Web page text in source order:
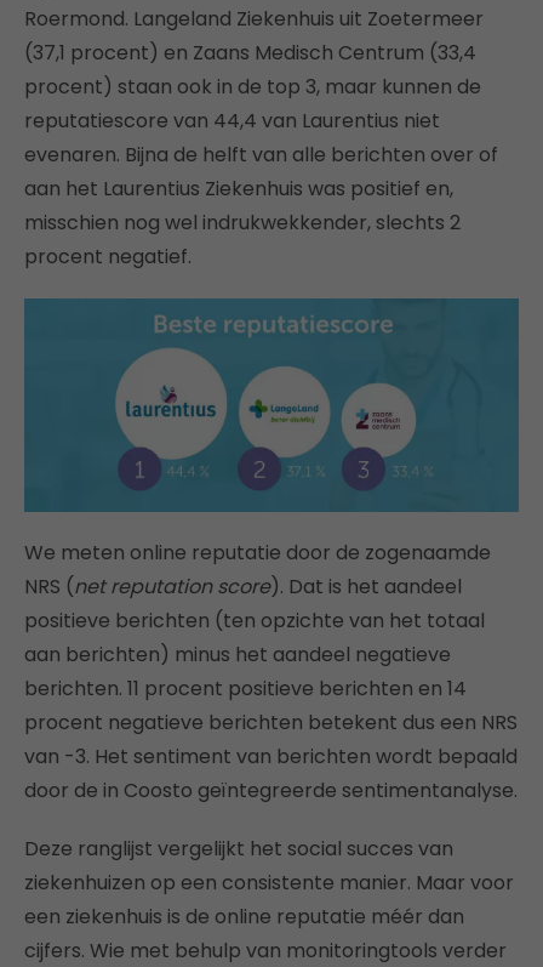
Roermond. Langeland Ziekenhuis uit Zoetermeer
(37,1 procent) en Zaans Medisch Centrum (33,4
procent) staan ook in de top 3, maar kunnen de
reputatiescore van 44,4 van Laurentius niet
evenaren. Bijna de helft van alle berichten over of
aan het Laurentius Ziekenhuis was positief en,
misschien nog wel indrukwekkender, slechts 2
procent negatief.
We meten online reputatie door de zogenaamde
NRS (net reputation score). Dat is het aandeel
positieve berichten (ten opzichte van het totaal
aan berichten) minus het aandeel negatieve
berichten. 11 procent positieve berichten en 14
procent negatieve berichten betekent dus een NRS
van -3. Het sentiment van berichten wordt bepaald
door de in Coosto geïntegreerde sentimentanalyse.
Deze ranglijst vergelijkt het social succes van
ziekenhuizen op een consistente manier. Maar voor
een ziekenhuis is de online reputatie méér dan
cijfers. Wie met behulp van monitoringtools verder